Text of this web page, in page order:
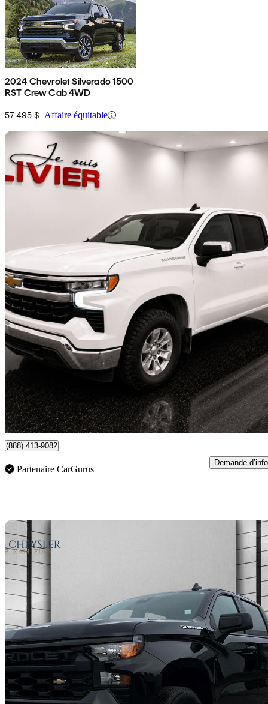
2024 Chevrolet Silverado 1500
RST Crew Cab 4WD
57 495 $ Affaire équitable
2025 Chevrolet Silverado 1500
LT Crew Cab 4WD39 839 km
46 470 $ Affaire
815 $/mois env.
Quebec, QC
(888) 413-9082
Partenaire CarGurus
Demande d’info
2026 Chevrolet Silverado 1500